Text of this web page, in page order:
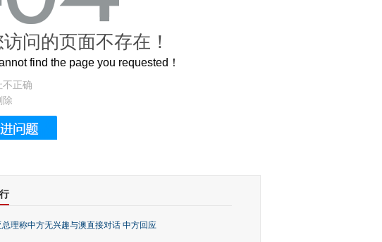
的紫禁城
问的页面不存在！
find the page you requested！
不正确
除
理称中方无兴趣与澳直接对话 中方回应